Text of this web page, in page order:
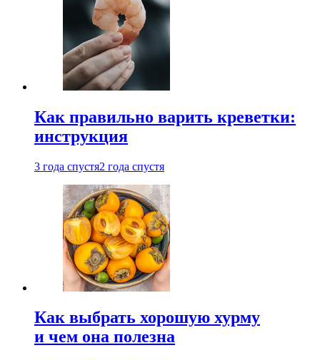
Как правильно варить креветки:
инструкция
3 года спустя2 года спустя
Как выбрать хорошую хурму
и чем она полезна